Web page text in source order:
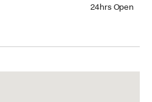
24hrs Open